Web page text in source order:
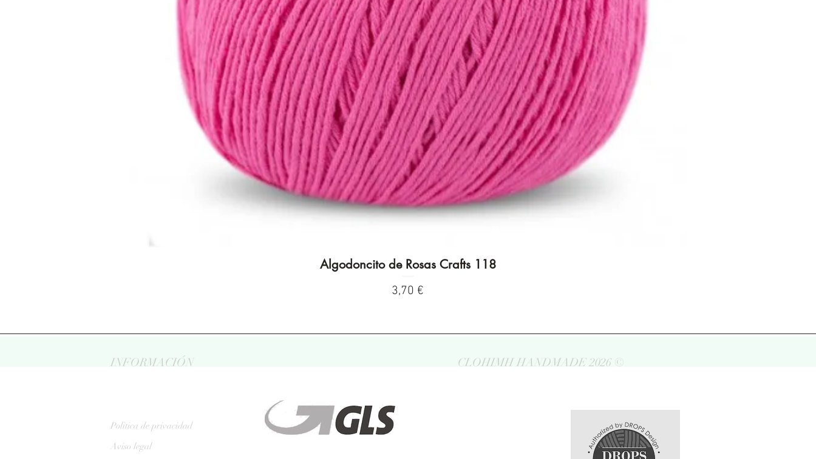
Vista rápida
Algodoncito de Rosas Crafts 118
Precio
3,70 €
INFORMACIÓN CLOHIMH HANDMADE 2026 ©
Politica de privacidad
Aviso legal